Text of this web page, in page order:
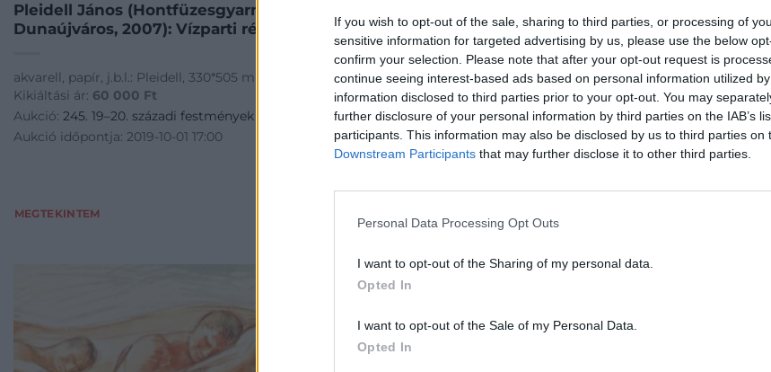
If you wish to opt-out of the sale, sharing to third parties, or processing of
sensitive information for targeted advertising by us, please use the below
confirm your selection. Please note that after your opt-out request is
continue seeing interest-based ads based on personal information utilized
information disclosed to third parties prior to your opt-out. You may
further disclosure of your personal information by third parties on the IAB’s
participants. This information may also be disclosed by us to third parties on
Downstream Participants that may further disclose it to other third parties.
Personal Data Processing Opt Outs
I want to opt-out of the Sharing of my personal data.
Opted In
I want to opt-out of the Sale of my Personal Data.
Opted In
Pleidell János (Hontfüzesgyarmat, 1915 –
Dunaújváros, 2007): Vízparti részlet
akvarell, papír, j.b.l.: Pleidell, 330*505 mm,
Kikiáltási ár: 60 000 Ft
Aukció: 245. 19–20. századi festmények és bútorok
Aukció időpontja: 2019-10-01 17:00
MEGTEKINTEM
Hazafelé, 1927
pasztell, papír, j.j.l.: Bene Géza 927, 40*51 cm,
Kikiáltási ár:160 000Ft
Aukció:245. 19–20. századi festmények és bútorok
Aukció időpontja: 2019-10-01 17:00